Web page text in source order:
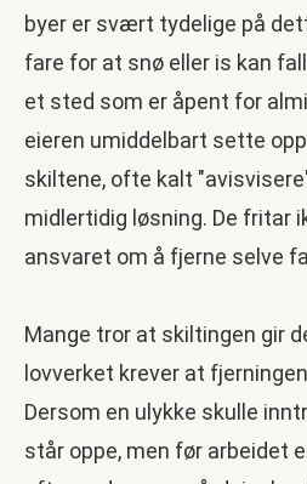
byer er svært tydelige på
fare for at snø eller is kan
et sted som er åpent for
eieren umiddelbart sette
skiltene, ofte kalt
midlertidig løsning. De fritar
ansvaret om å fjerne selve
Mange tror at skiltingen gir
lovverket krever at
Dersom en ulykke skulle
står oppe, men før arbeidet